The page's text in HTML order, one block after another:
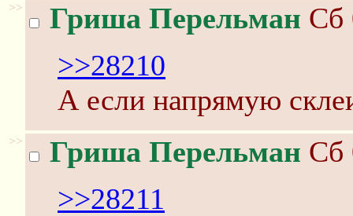
>> Гриша Перельман Сб
>>28210
А если напрямую
>> Гриша Перельман Сб
>>28211